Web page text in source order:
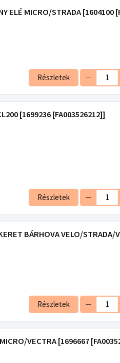
ELÉ MICRO/STRADA [1604100
Részletek
[1699236 [FA003526212]]
Részletek
BÁRHOVA VELO/STRADA/
Részletek
VECTRA [1696667